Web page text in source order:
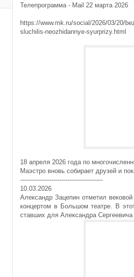
Телепрограмма - Mail 22 марта 2026
https://www.mk.ru/social/2026/03/20/
sluchilis-neozhidannye-syurprizy.html
18 апреля 2026 года по
Маэстро вновь собирает друзей и
------------------------------------------
10.03.2026
Александр Зацепин отметил
концертом в Большом театре. В
ставших для Александра